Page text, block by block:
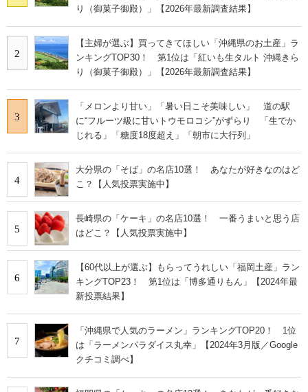
り（御菓子御殿）」【2026年最新調査結果】
2
【主婦が選ぶ】買ってきてほしい「沖縄県のお土産」ラ
ンキングTOP30！ 第1位は「紅いも生タルト 沖縄きら
り（御菓子御殿）」【2026年最新調査結果】
3
「メロンより甘い」「暑い日こそ美味しい」 道の駅
に“フルーツ級に甘いトウモロコシ”がずらり 「生でか
じれる」「糖度18度超え」「朝市に大行列」
4
大分県の「そば」の名店10選！ あなたが好きなのはど
こ？【人気投票実施中】
5
長崎県の「ケーキ」の名店10選！ 一番うまいと思う店
はどこ？【人気投票実施中】
6
【60代以上が選ぶ】もらってうれしい「福岡土産」ラン
キングTOP23！ 第1位は「博多通りもん」【2024年最
新投票結果】
7
「沖縄県で人気のラーメン」ランキングTOP20！ 1位
は「ラーメンパラダイス丸幸」【2024年3月版／Google
クチコミ調べ】